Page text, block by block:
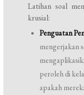
Latihan soal
krusial:
Penguatan
mengerjakan
peroleh di
apakah